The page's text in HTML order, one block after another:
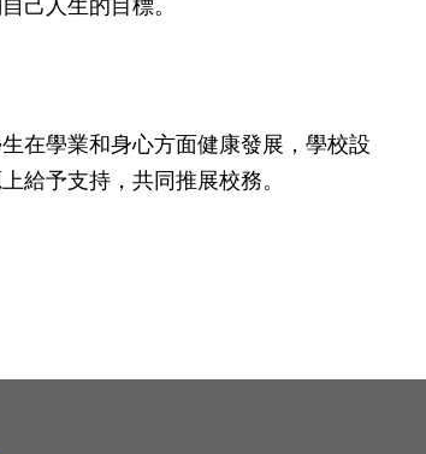
己人生的目標。
在學業和身心方面健康發展，學校設
給予支持，共同推展校務。